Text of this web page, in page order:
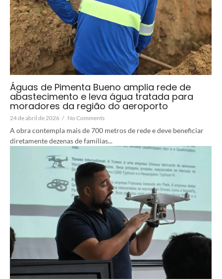
Águas de Pimenta Bueno amplia rede de
abastecimento e leva água tratada para
moradores da região do aeroporto
24 de abril de 2026 / No Comments
A obra contempla mais de 700 metros de rede e deve beneficiar
diretamente dezenas de famílias...